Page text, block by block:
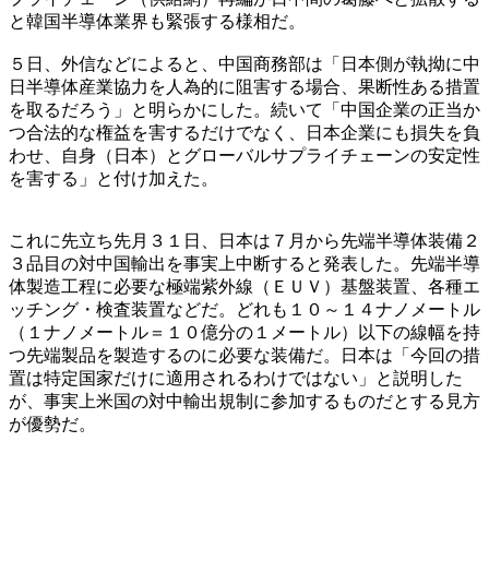
と韓国半導体業界も緊張する様相だ。
５日、外信などによると、中国商務部は「日本側が執拗に中
日半導体産業協力を人為的に阻害する場合、果断性ある措置
を取るだろう」と明らかにした。続いて「中国企業の正当か
つ合法的な権益を害するだけでなく、日本企業にも損失を負
わせ、自身（日本）とグローバルサプライチェーンの安定性
を害する」と付け加えた。
これに先立ち先月３１日、日本は７月から先端半導体装備２
３品目の対中国輸出を事実上中断すると発表した。先端半導
体製造工程に必要な極端紫外線（ＥＵＶ）基盤装置、各種エ
ッチング・検査装置などだ。どれも１０～１４ナノメートル
（１ナノメートル＝１０億分の１メートル）以下の線幅を持
つ先端製品を製造するのに必要な装備だ。日本は「今回の措
置は特定国家だけに適用されるわけではない」と説明した
が、事実上米国の対中輸出規制に参加するものだとする見方
が優勢だ。